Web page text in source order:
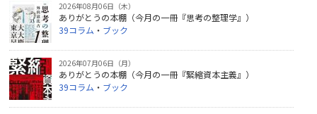
2026年08月06日（木）
ありがとうの本棚（今月の一冊『思考の整理学』）
39コラム ・ ブック
2026年07月06日（月）
ありがとうの本棚（今月の一冊『緊縮資本主義』）
39コラム ・ ブック